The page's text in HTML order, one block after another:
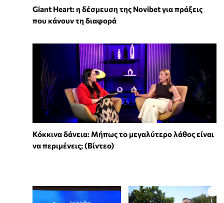
Giant Heart: η δέσμευση της Novibet για πράξεις
που κάνουν τη διαφορά
Κόκκινα δάνεια: Μήπως το μεγαλύτερο λάθος είναι
να περιμένεις; (Βίντεο)